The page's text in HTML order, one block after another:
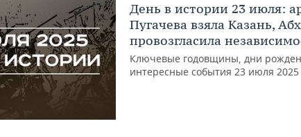
День в истории 23 июля:
Пугачева взяла Казань,
провозгласила
Ключевые годовщины, дни
интересные события 23 июля 2025